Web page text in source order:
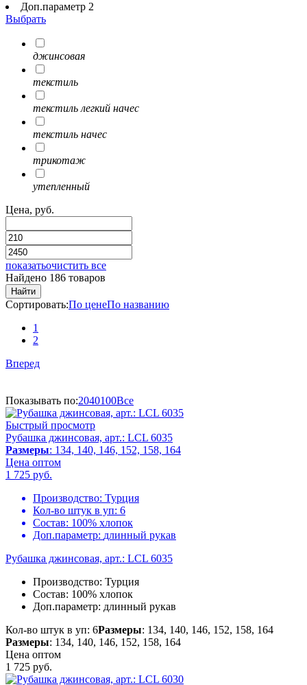
Доп.параметр 2
Выбрать
джинсовая
текстиль
текстиль легкий начес
текстиль начес
трикотаж
утепленный
Цена, руб.
показатьочистить все
Найдено 186 товаров
Найти
Сортировать:По ценеПо названию
1
2
Вперед
Показывать по:2040100Все
Быстрый просмотр
Рубашка джинсовая, арт.: LCL 6035
Размеры: 134, 140, 146, 152, 158, 164
Цена оптом
1 725 руб.
Производство: Турция
Кол-во штук в уп: 6
Состав: 100% хлопок
Доп.параметр: длинный рукав
Рубашка джинсовая, арт.: LCL 6035
Производство: Турция
Состав: 100% хлопок
Доп.параметр: длинный рукав
Кол-во штук в уп: 6Размеры: 134, 140, 146, 152, 158, 164
Размеры: 134, 140, 146, 152, 158, 164
Цена оптом
1 725 руб.